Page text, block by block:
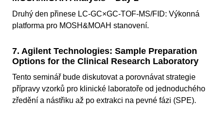
Druhý den přinese LC-GC×GC-TOF-MS/FID: Výkonná
platforma pro MOSH&MOAH stanovení.
7. Agilent Technologies: Sample Preparation
Options for the Clinical Research Laboratory
Tento seminář bude diskutovat a porovnávat strategie
přípravy vzorků pro klinické laboratoře od jednoduchého
zředění a nástřiku až po extrakci na pevné fázi (SPE).